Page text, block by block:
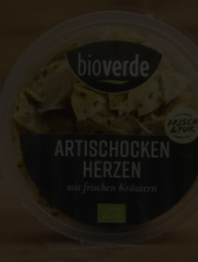
150 g
4,99